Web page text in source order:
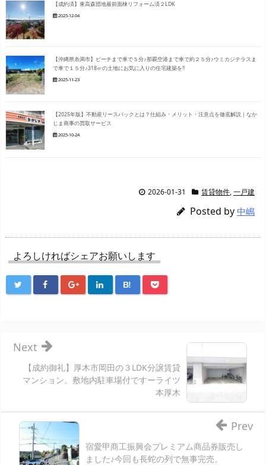
【成約済】東高森団地最前面棟リフォーム済２LDK
2025-12-04
【沖縄県糸満市】ビーチまで車で５分♪那覇空港まで車で約２５分♪ウミカジテラスま
で車で１５分♪318㎡の土地にお気に入りの住宅建築を‼
2025-11-23
【2025年版】不動産リースバックとは？仕組み・メリット・注意点を徹底解説｜なか
じま商事の買取サービス
2025-10-24
2026-01-31 賃貸物件,一戸建
Posted by 中嶋
よろしければシェアお願いします
B!
【成約御礼】厚木市岡田の３LDK分譲賃貸
マンション。敷地内駐車場付ですーライツ
本厚木
Next
宿愛甲商工振興会プレミアム商品券販売し
ました♪今回も長蛇の列で無事完売。
Prev